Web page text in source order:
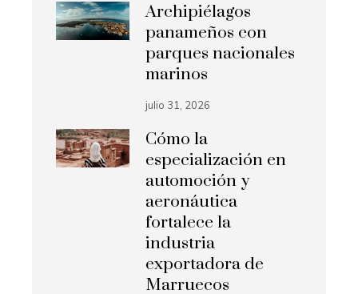
Archipiélagos
panameños con
parques nacionales
marinos
julio 31, 2026
Cómo la
especialización en
automoción y
aeronáutica
fortalece la
industria
exportadora de
Marruecos